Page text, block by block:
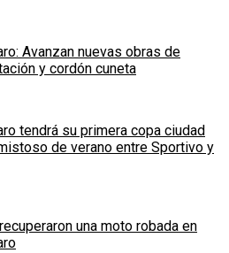
Avanzan nuevas obras de
y cordón cuneta
tendrá su primera copa ciudad
de verano entre Sportivo y
una moto robada en